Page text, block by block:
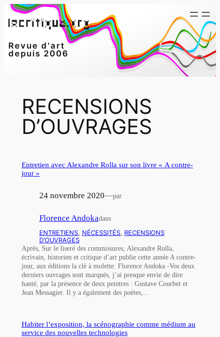
Aller
au
Revue d'art
depuis 2006
RECENSIONS
D’OUVRAGES
Entretien avec Alexandre Rolla sur son livre « A contre-
jour »
24 novembre 2020—par
Florence Andokadans
ENTRETIENS, NÉCESSITÉS, RECENSIONS
D’OUVRAGES
Après, Sur le liseré des commissures, Alexandre Rolla,
écrivain, historien et critique d’art publie cette année A contre-
jour, aux éditions la clé à molette. Florence Andoka -Vos deux
derniers ouvrages sont marqués, j’ai presque envie de dire
hanté, par la présence de deux peintres : Gustave Courbet et
Jean Messagier. Il y a également des poètes,…
Habiter l’exposition, la scénographie comme médium au
service des nouvelles technologies